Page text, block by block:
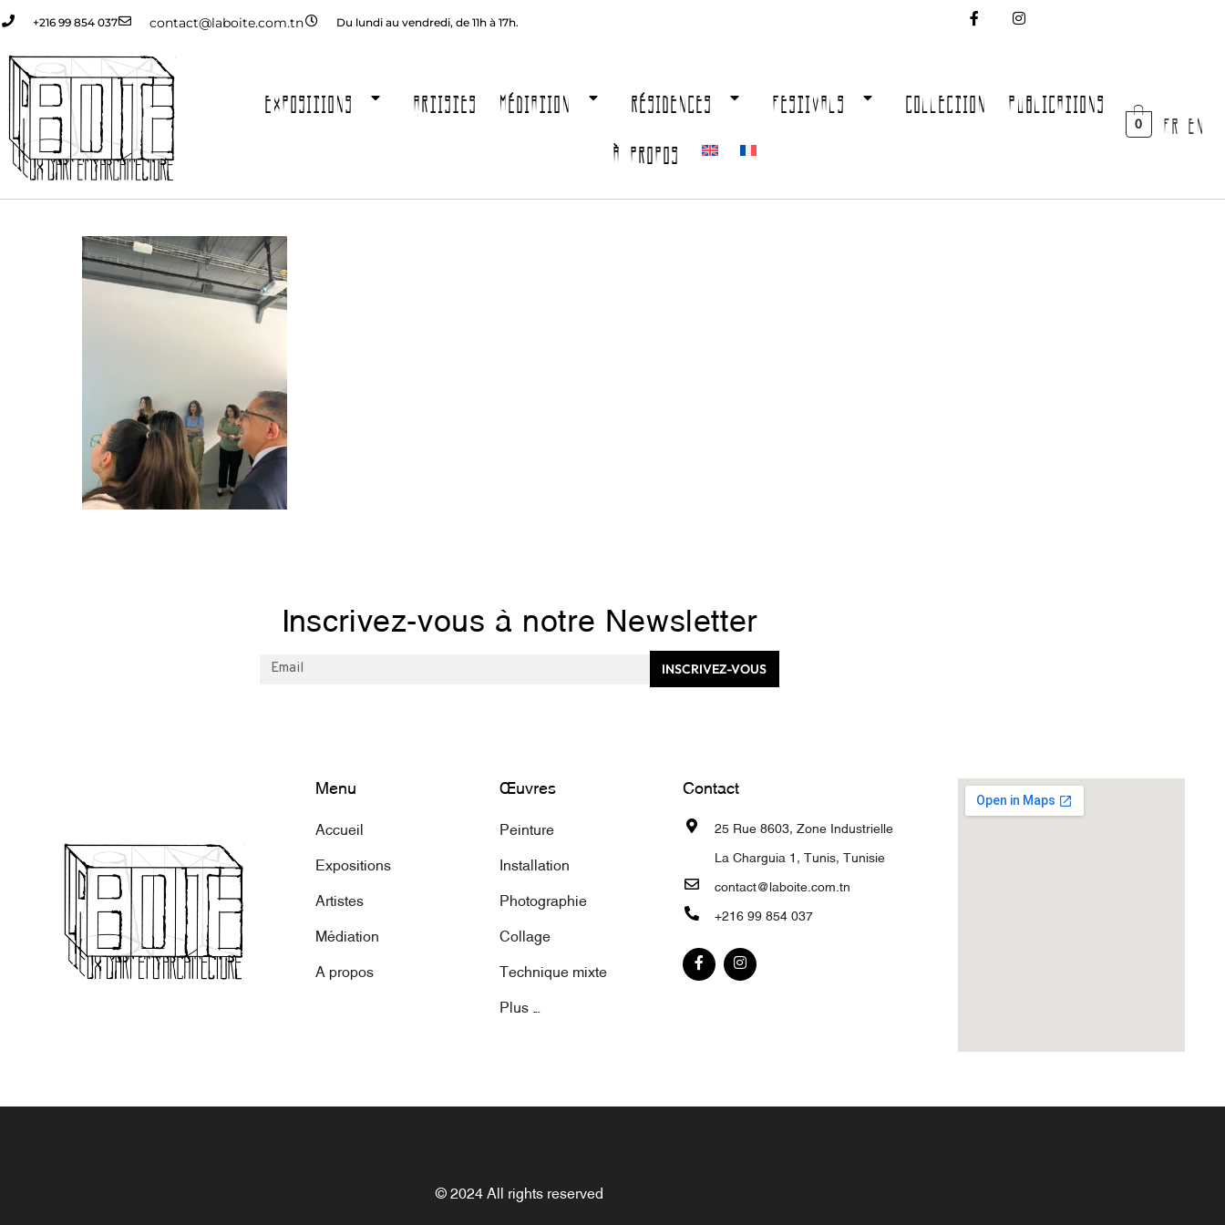
+216 99 854 037 contact@laboite.com.tn Du lundi au vendredi, de 11h à 17h.
EXPOSITIONS ARTISTES MÉDIATION RÉSIDENCES FESTIVALS COLLECTION PUBLICATIONS
À PROPOS
0 FR EN
Inscrivez-vous à notre Newsletter
INSCRIVEZ-VOUS
Menu
Accueil
Expositions
Artistes
Médiation
A propos
Œuvres
Peinture
Installation
Photographie
Collage
Technique mixte
Plus ...
Contact
25 Rue 8603, Zone Industrielle
La Charguia 1, Tunis, Tunisie
contact@laboite.com.tn
+216 99 854 037
© 2024 All rights reserved